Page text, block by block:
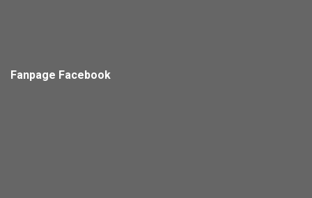
Fanpage Facebook